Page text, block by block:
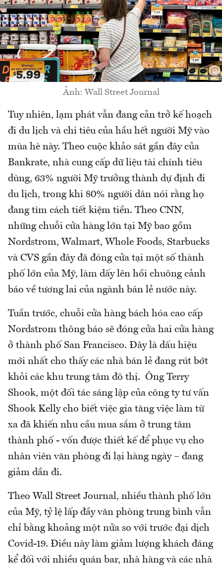
Ảnh: Wall Street Journal
Tuy nhiên, lạm phát vẫn đang cản trở kế hoạch
đi du lịch và chi tiêu của hầu hết người Mỹ vào
mùa hè này. Theo cuộc khảo sát gần đây của
Bankrate, nhà cung cấp dữ liệu tài chính tiêu
dùng, 63% người Mỹ trưởng thành dự định đi
du lịch, trong khi 80% người dân nói rằng họ
đang tìm cách tiết kiệm tiền. Theo CNN,
những chuỗi cửa hàng lớn tại Mỹ bao gồm
Nordstrom, Walmart, Whole Foods, Starbucks
và CVS gần đây đã đóng cửa tại một số thành
phố lớn của Mỹ, làm dấy lên hồi chuông cảnh
báo về tương lai của ngành bán lẻ nước này.
Tuần trước, chuỗi cửa hàng bách hóa cao cấp
Nordstrom thông báo sẽ đóng cửa hai cửa hàng
ở thành phố San Francisco. Đây là dấu hiệu
mới nhất cho thấy các nhà bán lẻ đang rút bớt
khỏi các khu trung tâm đô thị. Ông Terry
Shook, một đối tác sáng lập của công ty tư vấn
Shook Kelly cho biết việc gia tăng việc làm từ
xa đã khiến nhu cầu mua sắm ở trung tâm
thành phố - vốn được thiết kế để phục vụ cho
nhân viên văn phòng đi lại hàng ngày – đang
giảm dần đi.
Theo Wall Street Journal, nhiều thành phố lớn
của Mỹ, tỷ lệ lấp đầy văn phòng trung bình vẫn
chỉ bằng khoảng một nửa so với trước đại dịch
Covid-19. Điều này làm giảm lượng khách đáng
kể đối với nhiều quán bar, nhà hàng và các nhà